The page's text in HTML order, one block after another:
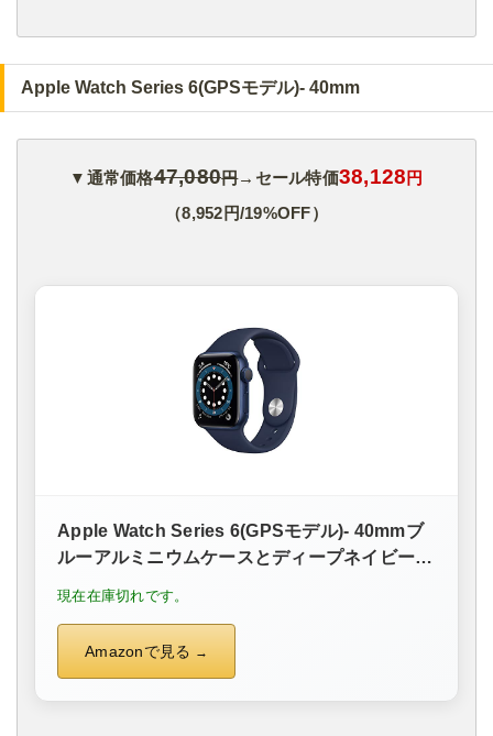
Apple Watch Series 6(GPSモデル)- 40mm
▼通常価格47,080円→セール特価38,128 円
（8,952円/19%OFF）
Apple Watch Series 6(GPSモデル)- 40mmブ
ルーアルミニウムケースとディープネイビース
現在在庫切れです。
Amazonで見る